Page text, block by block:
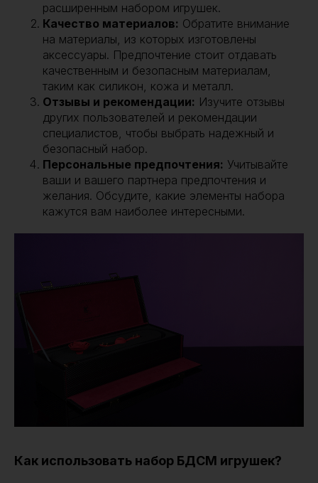
расширенным набором игрушек.
Качество материалов: Обратите внимание
на материалы, из которых изготовлены
аксессуары. Предпочтение стоит отдавать
качественным и безопасным материалам,
таким как силикон, кожа и металл.
Отзывы и рекомендации: Изучите отзывы
других пользователей и рекомендации
специалистов, чтобы выбрать надежный и
безопасный набор.
Персональные предпочтения: Учитывайте
ваши и вашего партнера предпочтения и
желания. Обсудите, какие элементы набора
кажутся вам наиболее интересными.
Как использовать набор БДСМ игрушек?